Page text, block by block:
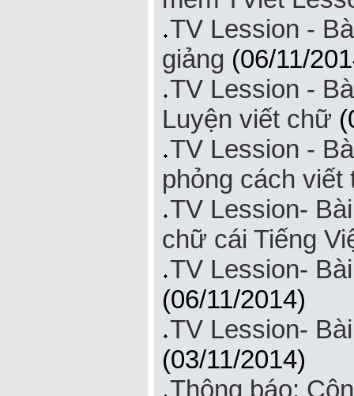
TV Lession -
giảng (06/11/
TV Lession -
Luyện viết chữ
TV Lession -
phỏng cách
TV Lession-
chữ cái Tiếng
TV Lession-
(06/11/2014)
TV Lession-
(03/11/2014)
Thông báo: